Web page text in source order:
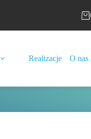
Realizacje O nas